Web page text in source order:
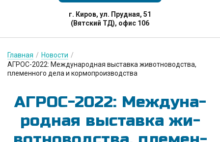
г. Киров, ул. Прудная, 51
(Вятский ТД), офис 106
Главная / Новости /
АГРОС-2022: Международная выставка животноводства,
племенного дела и кормопроизводства
АГ­РОС-2022: Меж­ду­на­
род­ная выс­тавка жи­